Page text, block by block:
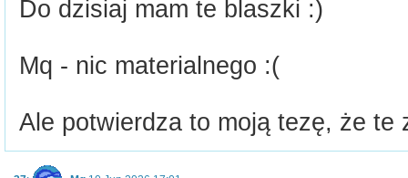
Do dzisiaj mam te blaszki :)
Mq - nic materialnego :(
Ale potwierdza to moją tezę, że te